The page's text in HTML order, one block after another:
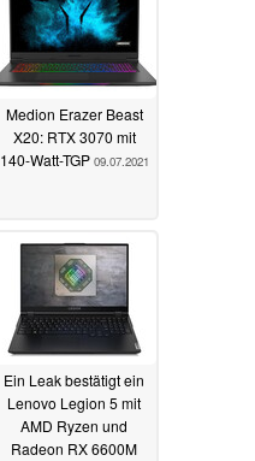
Medion Erazer Beast
X20: RTX 3070 mit
140-Watt-TGP 09.07.2021
Ein Leak bestätigt ein
Lenovo Legion 5 mit
AMD Ryzen und
Radeon RX 6600M